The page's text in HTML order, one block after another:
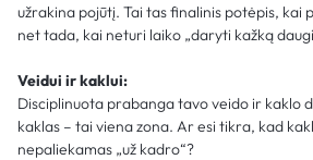
užrakina pojūtį. Tai tas finalinis potėpis, kai
net tada, kai neturi laiko „daryti kažką
Veidui ir kaklui:
Disciplinuota prabanga tavo veido ir kaklo
kaklas – tai viena zona. Ar esi tikra, kad
nepaliekamas „už kadro“?